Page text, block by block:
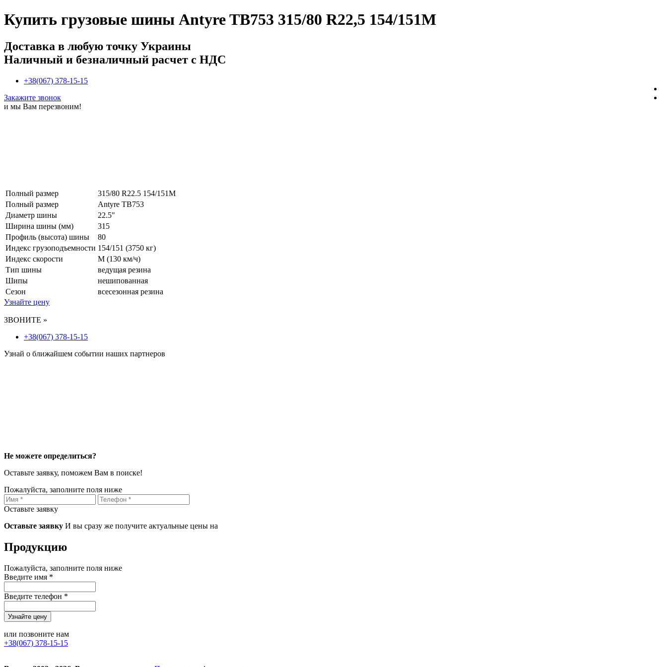
Купить грузовые шины Antyre TB753 315/80 R22,5 154/151M
Доставка в любую точку Украины
Наличный и безналичный расчет с НДС
+38(067) 378-15-15
Закажите звонок
и мы Вам перезвоним!
Полный размер
315/80 R22.5 154/151M
Полный размер
Antyre TB753
Диаметр шины
22.5"
Ширина шины (мм)
315
Профиль (высота) шины
80
Индекс грузоподъемности 154/151 (3750 кг)
Индекс скорости
M (130 км/ч)
Тип шины
ведущая резина
Шипы
нешипованная
Сезон
всесезонная резина
Узнайте цену
ЗВОНИТЕ »
+38(067) 378-15-15
Узнай о ближайшем событии наших партнеров
Не можете определиться?
Оставьте заявку, поможем Вам в поиске!
Пожалуйста, заполните поля ниже
Оставьте заявку
Оставьте заявку И вы сразу же получите актуальные цены на
Продукцию
Пожалуйста, заполните поля ниже
Введите имя *
Введите телефон *
или позвоните нам
+38(067) 378-15-15